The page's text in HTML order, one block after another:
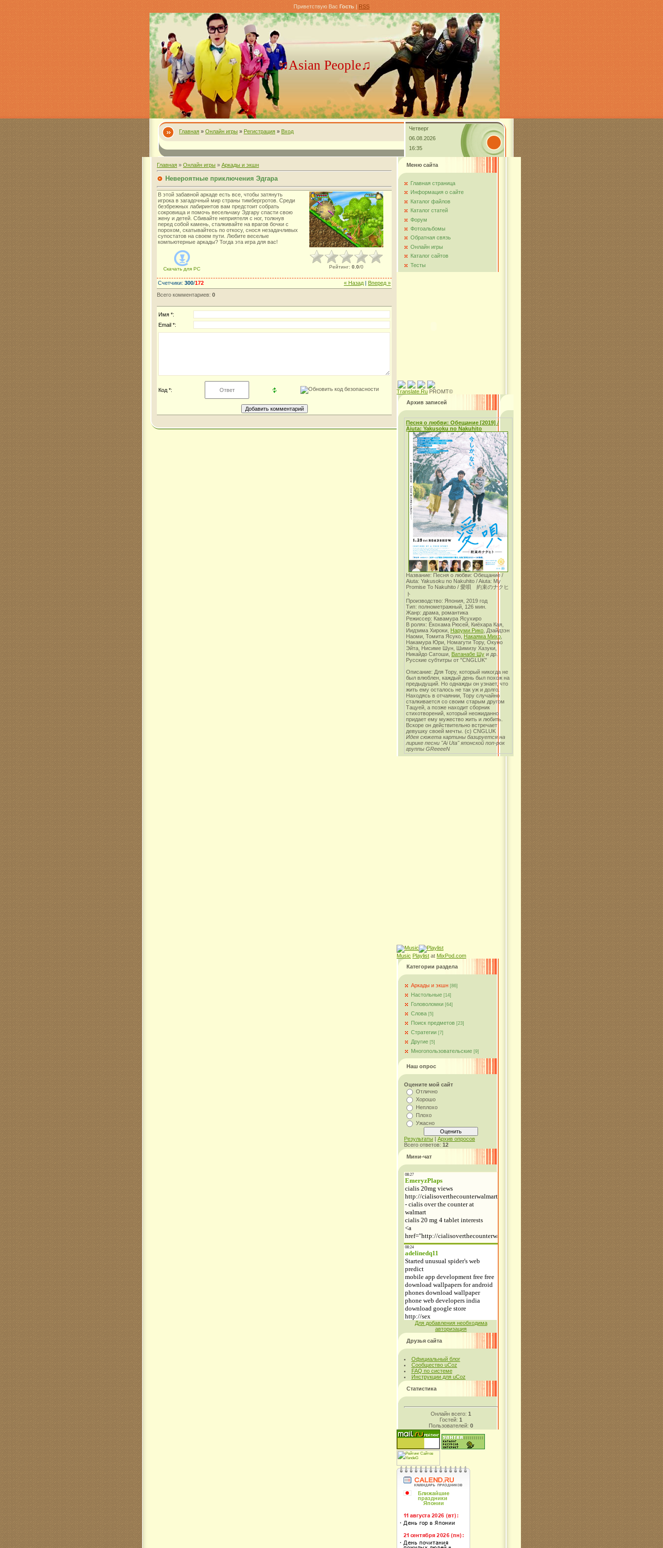
Приветствую Вас Гость | RSS
♫Asian People♫
Главная » Онлайн игры » Регистрация » Вход
Четверг
06.08.2026
16:35
Главная » Онлайн игры » Аркады и экшн
Невероятные приключения Эдгара
В этой забавной аркаде есть все, чтобы затянуть
игрока в загадочный мир страны тимбергротов. Среди
безбрежных лабиринтов вам предстоит собрать
сокровища и помочь весельчаку Эдгару спасти свою
жену и детей. Сбивайте неприятеля с ног, толкнув
перед собой камень, сталкивайте на врагов бочки с
порохом, скатывайтесь по откосу, снося незадачливых
супостатов на своем пути. Любите веселые
компьютерные аркады? Тогда эта игра для вас!
Скачать для PC Рейтинг: 0.0/0
« Назад Вперед »
Счетчики: 300/172
Всего комментариев: 0
Имя *:
Email *:
Код *:
Меню сайта
Главная страница
Информация о сайте
Каталог файлов
Каталог статей
Форум
Фотоальбомы
Обратная связь
Онлайн игры
Каталог сайтов
Тесты
Translate.Ru PROMT©
Архив записей
Песня о любви: Обещание [2019] /
Aiuta: Yakusoku no Nakuhito
Название: Песня о любви: Обещание /
Aiuta: Yakusoku no Nakuhito / Aiuta: My
Promise To Nakuhito / 愛唄 約束のナクヒ
ト
Производство: Япония, 2019 год
Тип: полнометражный, 126 мин.
Жанр: драма, романтика
Режиссер: Кавамура Ясухиро
В ролях: Ёкохама Рюсей, Киёхара Кая,
Иидзима Хироки, Наруми Рико, Дзайдзэн
Наоми, Томита Ясуко, Накаяма Михо,
Накамура Юри, Номагути Тору, Окуно
Эйта, Нисиме Шун, Шимизу Хазуки,
Никайдо Сатоши, Ватанабе Шу и др.
Русские субтитры от "CNGLUK"
Описание: Для Тору, который никогда не
был влюблен, каждый день был похож на
предыдущий. Но однажды он узнает, что
жить ему осталось не так уж и долго.
Находясь в отчаянии, Тору случайно
сталкивается со своим старым другом
Тацуей, а позже находит сборник
стихотворений, который неожиданно
придает ему мужество жить и любить.
Вскоре он действительно встречает
девушку своей мечты. (с) CNGLUK
Идея сюжета картины базируется на
лирике песни "Ai Uta" японской поп-рок
группы GReeeeN
Music Playlist at MixPod.com
Категории раздела
Аркады и экшн [86]
Настольные [14]
Головоломки [64]
Слова [5]
Поиск предметов [23]
Стратегии [7]
Другие [5]
Многопользовательские [9]
Наш опрос
Оцените мой сайт
Отлично
Хорошо
Неплохо
Плохо
Ужасно
Результаты | Архив опросов
Всего ответов: 12
Мини-чат
Для добавления необходима
авторизация
Друзья сайта
Официальный блог
Сообщество uCoz
FAQ по системе
Инструкции для uCoz
Статистика
Онлайн всего: 1
Гостей: 1
Пользователей: 0